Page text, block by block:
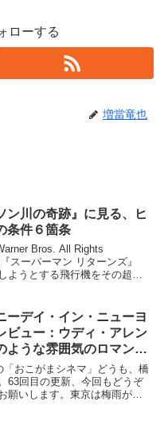
ローする
増當竜也
ン川の奇跡』に見る、ヒ
条件６箇条
Bros. All Rights
スーパーマン リターンズ』
ようとする飛行機をその超人
飛行機に...
ーデイ・イン・ニューヨ
ビュー：ウディ・アレン
ような雰囲気のロマンテ
ラブコメ
「おこがまシネマ」どうも、橋
63回目の更新、今回もどうぞ
願いします。東京は梅雨が長